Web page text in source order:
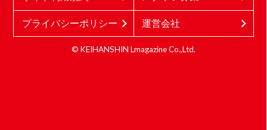
プライバシーポリシー 運営会社
© KEIHANSHIN Lmagazine Co.,Ltd.